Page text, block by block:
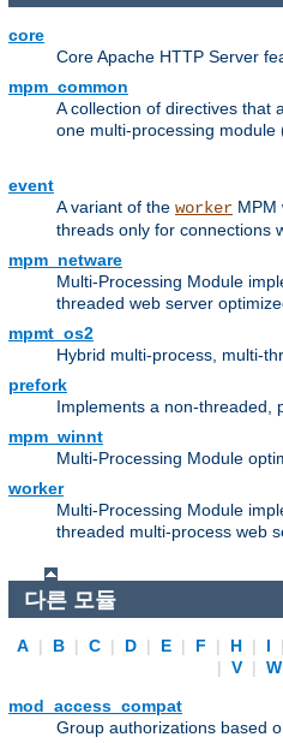
core
Core Apache HTTP Server
mpm_common
A collection of directives that
one multi-processing module
event
A variant of the worker MPM
threads only for connections
mpm_netware
Multi-Processing Module
threaded web server
mpmt_os2
Hybrid multi-process, multi-
prefork
Implements a non-threaded,
mpm_winnt
Multi-Processing Module
worker
Multi-Processing Module
threaded multi-process web
다른 모듈
A | B | C | D | E | F | H | I |
|
V | W
mod_access_compat
Group authorizations based